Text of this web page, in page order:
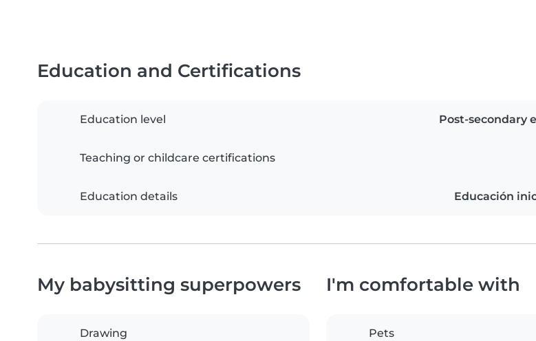
Education and Certifications
Education level Post-secondary
Teaching or childcare certifications
Education details Educación
My babysitting superpowers
Drawing
I'm comfortable with
Pets